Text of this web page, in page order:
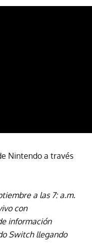
Nintendo a través
a las 7: a.m.
con
información
Switch llegando